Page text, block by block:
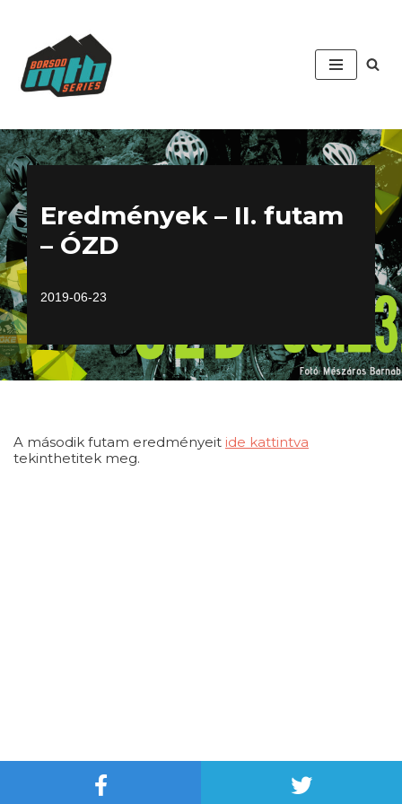
Skip
to
content
Eredmények – II. futam
– ÓZD
2019-06-23
A második futam eredményeit ide kattintva
tekinthetitek meg.
WordPress